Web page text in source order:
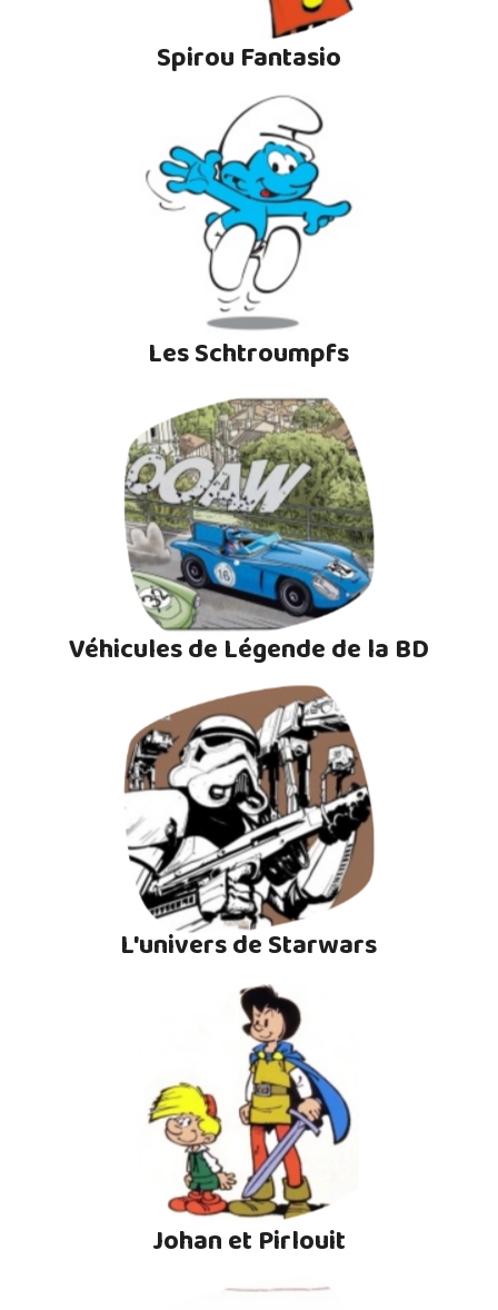
Spirou Fantasio
Les Schtroumpfs
Véhicules de Légende de la BD
L'univers de Starwars
Johan et Pirlouit